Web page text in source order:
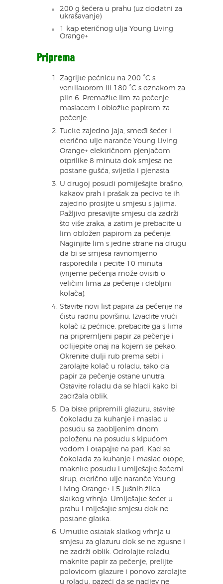
200 g šećera u prahu (uz dodatni za
ukrašavanje)
1 kap eteričnog ulja Young Living
Orange+
Priprema
Zagrijte pećnicu na 200 °C s
ventilatorom ili 180 °C s oznakom za
plin 6. Premažite lim za pečenje
maslacem i obložite papirom za
pečenje.
Tucite zajedno jaja, smeđi šećer i
eterično ulje naranče Young Living
Orange+ električnom pjenjačom
otprilike 8 minuta dok smjesa ne
postane gušća, svijetla i pjenasta.
U drugoj posudi pomiješajte brašno,
kakaov prah i prašak za pecivo te ih
zajedno prosijte u smjesu s jajima.
Pažljivo presavijte smjesu da zadrži
što više zraka, a zatim je prebacite u
lim obložen papirom za pečenje.
Naginjite lim s jedne strane na drugu
da bi se smjesa ravnomjerno
rasporedila i pecite 10 minuta
(vrijeme pečenja može ovisiti o
veličini lima za pečenje i debljini
kolača).
Stavite novi list papira za pečenje na
čistu radnu površinu. Izvadite vrući
kolač iz pećnice, prebacite ga s lima
na pripremljeni papir za pečenje i
odlijepite onaj na kojem se pekao.
Okrenite dulji rub prema sebi i
zarolajte kolač u roladu, tako da
papir za pečenje ostane unutra.
Ostavite roladu da se hladi kako bi
zadržala oblik.
Da biste pripremili glazuru, stavite
čokoladu za kuhanje i maslac u
posudu sa zaobljenim dnom
položenu na posudu s kipućom
vodom i otapajte na pari. Kad se
čokolada za kuhanje i maslac otope,
maknite posudu i umiješajte šećerni
sirup, eterično ulje naranče Young
Living Orange+ i 5 jušnih žlica
slatkog vrhnja. Umiješajte šećer u
prahu i miješajte smjesu dok ne
postane glatka.
Umutite ostatak slatkog vrhnja u
smjesu za glazuru dok se ne zgusne i
ne zadrži oblik. Odrolajte roladu,
maknite papir za pečenje, prelijte
polovicom glazure i ponovo zarolajte
u roladu, pazeći da se nadjev ne